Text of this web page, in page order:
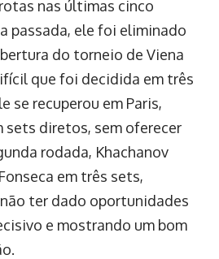
nas últimas cinco
passada, ele foi eliminado
do torneio de Viena
que foi decidida em três
se recuperou em Paris,
sets diretos, sem oferecer
rodada, Khachanov
em três sets,
ter dado oportunidades
e mostrando um bom